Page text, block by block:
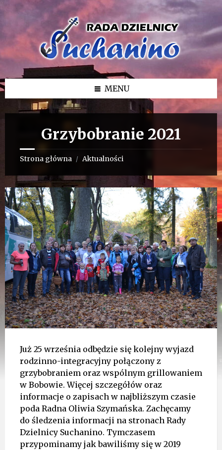
Przejdź
Przejdź
bocznego
Przejdź
MENU
Grzybobranie 2021
Strona główna / Aktualności
Już 25 września odbędzie się kolejny wyjazd
rodzinno-integracyjny połączony z
grzybobraniem oraz wspólnym grillowaniem
w Bobowie. Więcej szczegółów oraz
informacje o zapisach w najbliższym czasie
poda Radna Oliwia Szymańska. Zachęcamy
do śledzenia informacji na stronach Rady
Dzielnicy Suchanino. Tymczasem
przypominamy jak bawiliśmy się w 2019